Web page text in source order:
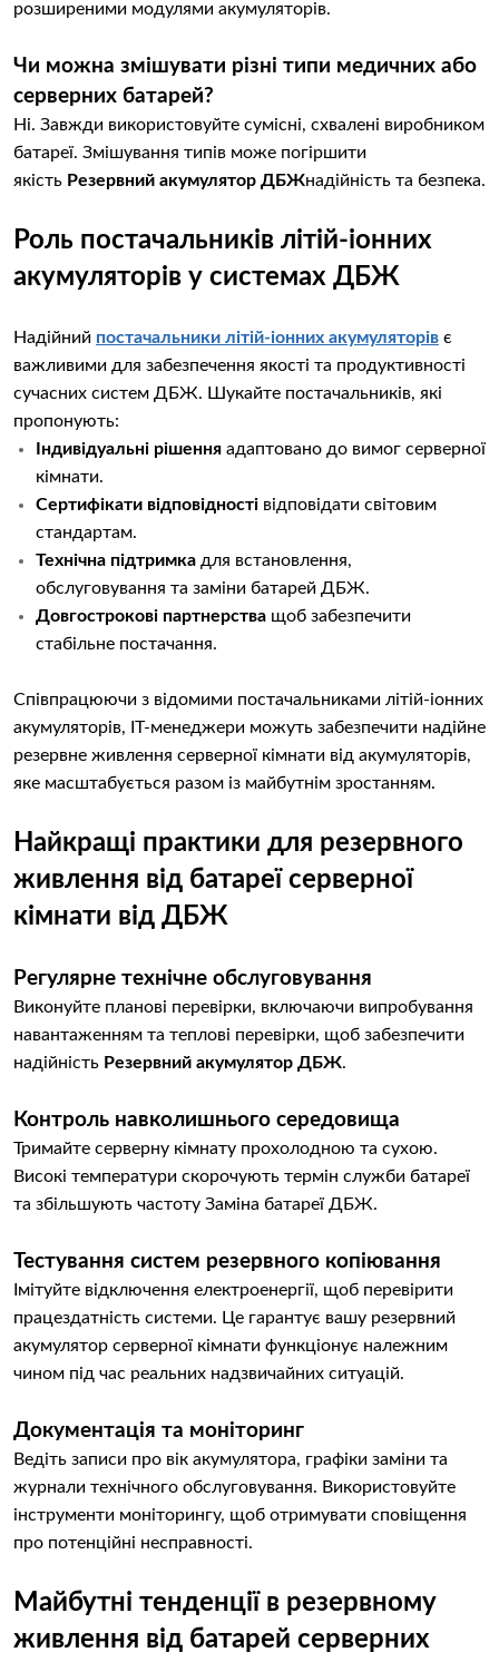
розширеними модулями акумуляторів.
Чи можна змішувати різні типи медичних або
серверних батарей?
Ні. Завжди використовуйте сумісні, схвалені виробником
батареї. Змішування типів може погіршити
якість Резервний акумулятор ДБЖнадійність та безпека.
Роль постачальників літій-іонних
акумуляторів у системах ДБЖ
Надійний постачальники літій-іонних акумуляторів є
важливими для забезпечення якості та продуктивності
сучасних систем ДБЖ. Шукайте постачальників, які
пропонують:
Індивідуальні рішення адаптовано до вимог серверної
кімнати.
Сертифікати відповідності відповідати світовим
стандартам.
Технічна підтримка для встановлення,
обслуговування та заміни батарей ДБЖ.
Довгострокові партнерства щоб забезпечити
стабільне постачання.
Співпрацюючи з відомими постачальниками літій-іонних
акумуляторів, ІТ-менеджери можуть забезпечити надійне
резервне живлення серверної кімнати від акумуляторів,
яке масштабується разом із майбутнім зростанням.
Найкращі практики для резервного
живлення від батареї серверної
кімнати від ДБЖ
Регулярне технічне обслуговування
Виконуйте планові перевірки, включаючи випробування
навантаженням та теплові перевірки, щоб забезпечити
надійність Резервний акумулятор ДБЖ.
Контроль навколишнього середовища
Тримайте серверну кімнату прохолодною та сухою.
Високі температури скорочують термін служби батареї
та збільшують частоту Заміна батареї ДБЖ.
Тестування систем резервного копіювання
Імітуйте відключення електроенергії, щоб перевірити
працездатність системи. Це гарантує вашу резервний
акумулятор серверної кімнати функціонує належним
чином під час реальних надзвичайних ситуацій.
Документація та моніторинг
Ведіть записи про вік акумулятора, графіки заміни та
журнали технічного обслуговування. Використовуйте
інструменти моніторингу, щоб отримувати сповіщення
про потенційні несправності.
Майбутні тенденції в резервному
живлення від батарей серверних